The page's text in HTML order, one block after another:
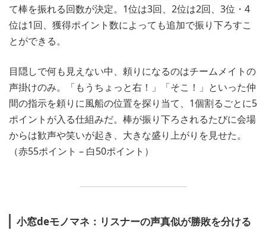
て棒を振れる回数が決定。1位は3回、2位は2回、3位・4
位は1回、獲得ポイント数によっても追加で振り下ろすこ
とができる。
目隠しで何も見えない中、頼りになるのはチームメイトの
声掛けのみ。「もうちょっと右！」「そこ！」といった仲
間の指示を頼りに風船の位置を探り当て、1個割るごとに5
ポイントが入る仕組みだ。棒が振り下ろされるたびに会場
からは歓声や笑いが起き、大きな盛り上がりを見せた。
（赤55ポイント – 白50ポイント）
小窓deモノマネ：リスナーの声真似が勝敗を分ける